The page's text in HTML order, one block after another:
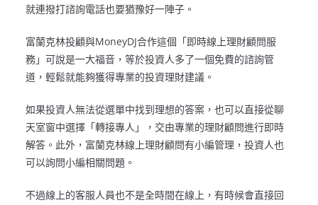
就連撥打諮詢電話也要猶豫好一陣子。
富蘭克林投顧與MoneyDJ合作這個「即時線上理財顧問服
務」可說是一大福音，等於投資人多了一個免費的諮詢管
道，輕鬆就能夠獲得專業的投資理財建議。
如果投資人無法從選單中找到理想的答案，也可以直接從聊
天室窗中選擇「轉接專人」，交由專業的理財顧問進行即時
解答。此外，富蘭克林線上理財顧問有小編管理，投資人也
可以詢問小編相關問題。
不過線上的客服人員也不是全時間在線上，有時候會直接回